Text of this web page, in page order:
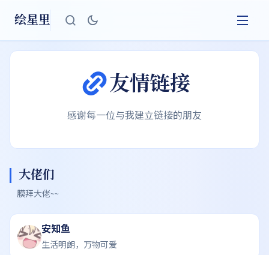
绘星里
友情链接
感谢每一位与我建立链接的朋友
大佬们
膜拜大佬~~
安知鱼
生活明朗，万物可爱